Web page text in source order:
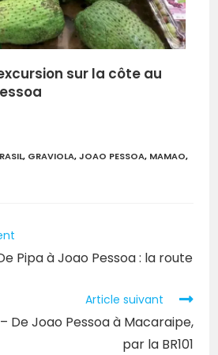
sur la côte au
, GRAVIOLA, JOAO PESSOA, MAMAO,
Pipa à Joao Pessoa : la route
Article suivant
– De Joao Pessoa à Macaraipe,
par la BR101